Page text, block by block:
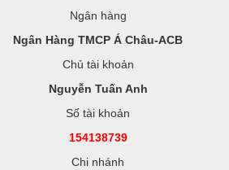
Ngân hàng
Ngân Hàng TMCP Á Châu-ACB
Chủ tài khoản
Nguyễn Tuấn Anh
Số tài khoản
154138739
Chi nhánh